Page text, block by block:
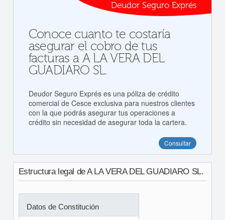
Deudor Seguro Exprés
Conoce cuanto te costaría
asegurar el cobro de tus
facturas a A LA VERA DEL
GUADIARO SL.
Deudor Seguro Exprés es una póliza de crédito
comercial de Cesce exclusiva para nuestros clientes
con la que podrás asegurar tus operaciones a
crédito sin necesidad de asegurar toda la cartera.
Consultar
Estructura legal de A LA VERA DEL GUADIARO SL.
Datos de Constitución